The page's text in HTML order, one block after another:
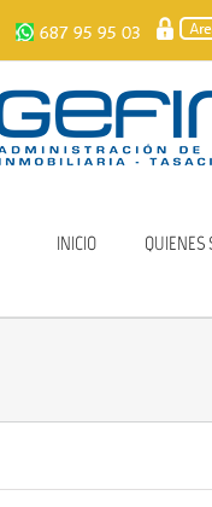
INICIO QUIENES